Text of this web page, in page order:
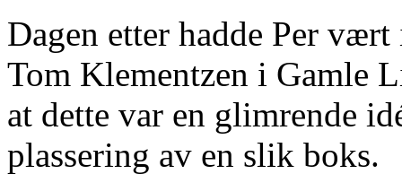
Dagen etter hadde Per
Tom Klementzen i Gamle
at dette var en glimrende
plassering av en slik boks.